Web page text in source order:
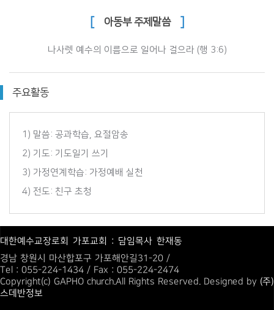
아동부 주제말씀
나사렛 예수의 이름으로 일어나 걸으라 (행 3:6)
주요활동
1) 말씀: 공과학습, 요절암송
2) 기도: 기도일기 쓰기
3) 가정연계학습: 가정예배 실천
4) 전도: 친구 초청
대한예수교장로회 가포교회 : 담임목사 한재동
경남 창원시 마산합포구 가포해안길31-20 /
Tel : 055-224-1434 / Fax : 055-224-2474
Copyright(c) GAPHO church.All Rights Reserved. Designed by (주)
스데반정보